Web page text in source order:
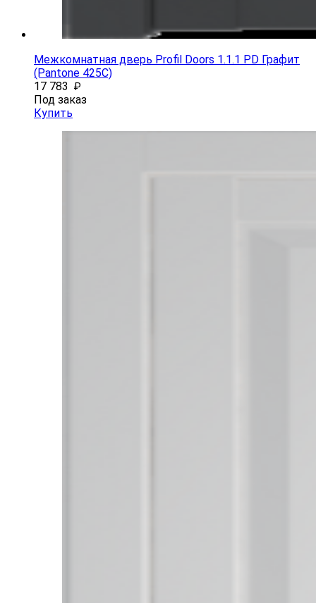
Межкомнатная дверь Profil Doors 1.1.1 PD Графит
(Pantone 425С)
17 783 ₽
Под заказ
Купить